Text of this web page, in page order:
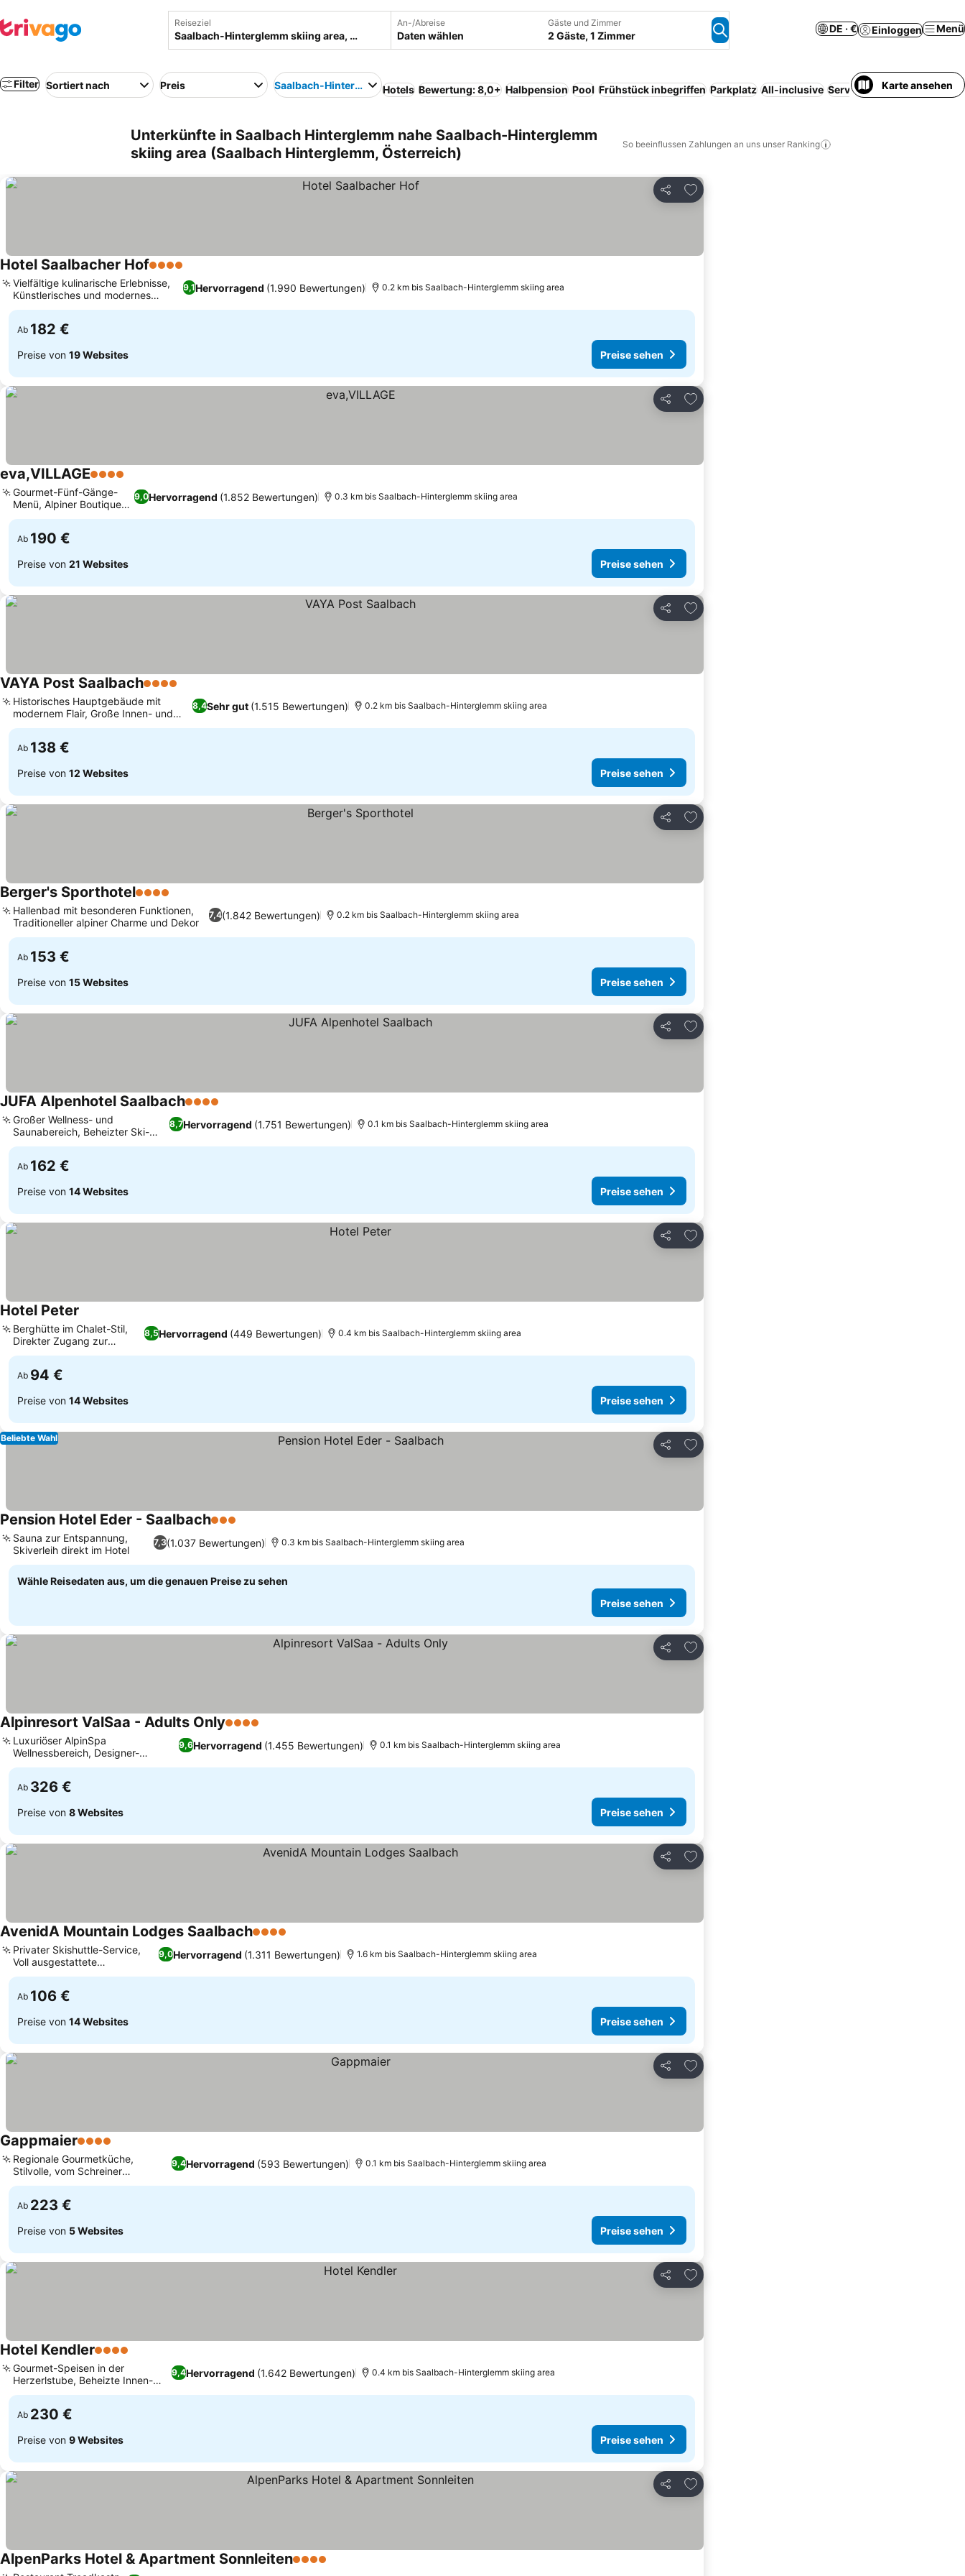
Reiseziel An-/Abreise
Daten wählen
Gäste und Zimmer
2 Gäste, 1 Zimmer
DE · € Einloggen Menü
Filter Sortiert nach Preis Saalbach-Hinterglemm skiing area
Hotels Bewertung: 8,0+ Halbpension Pool Frühstück inbegriffen Parkplatz All-inclusive Serviced apartment
Karte ansehen
Unterkünfte in Saalbach Hinterglemm nahe Saalbach-Hinterglemm
skiing area (Saalbach Hinterglemm, Österreich)
So beeinflussen Zahlungen an uns unser Ranking
Teilen
Zu Favoriten hinzufügen
Hotel Saalbacher Hof4 Sterne
9,1Hervorragend (1.990 Bewertungen)
Vielfältige kulinarische Erlebnisse,
Künstlerisches und modernes
alpines Design
0.2 km bis Saalbach-Hinterglemm skiing area
Ab 182 €
Preise von 19 Websites Preise sehen
Teilen
Zu Favoriten hinzufügen
eva,VILLAGE4 Sterne
9,0Hervorragend (1.852 Bewertungen)
Gourmet-Fünf-Gänge-
Menü, Alpiner Boutique-
Stil
0.3 km bis Saalbach-Hinterglemm skiing area
Ab 190 €
Preise von 21 Websites Preise sehen
Teilen
Zu Favoriten hinzufügen
VAYA Post Saalbach4 Sterne
8,4Sehr gut (1.515 Bewertungen)
Historisches Hauptgebäude mit
modernem Flair, Große Innen- und
Außenpools
0.2 km bis Saalbach-Hinterglemm skiing area
Ab 138 €
Preise von 12 Websites Preise sehen
Teilen
Zu Favoriten hinzufügen
Berger's Sporthotel4 Sterne
7,4(1.842 Bewertungen)
Hallenbad mit besonderen Funktionen,
Traditioneller alpiner Charme und Dekor
0.2 km bis Saalbach-Hinterglemm skiing area
Ab 153 €
Preise von 15 Websites Preise sehen
Teilen
Zu Favoriten hinzufügen
JUFA Alpenhotel Saalbach4 Sterne
8,7Hervorragend (1.751 Bewertungen)
Großer Wellness- und
Saunabereich, Beheizter Ski-
und Fahrradkeller
0.1 km bis Saalbach-Hinterglemm skiing area
Ab 162 €
Preise von 14 Websites Preise sehen
Teilen
Zu Favoriten hinzufügen
Hotel Peter
8,5Hervorragend (449 Bewertungen)
Berghütte im Chalet-Stil,
Direkter Zugang zur
Skipiste
0.4 km bis Saalbach-Hinterglemm skiing area
Ab 94 €
Preise von 14 Websites Preise sehen
Teilen
Zu Favoriten hinzufügen
Beliebte Wahl
Pension Hotel Eder - Saalbach3 Sterne
7,3(1.037 Bewertungen)
Sauna zur Entspannung,
Skiverleih direkt im Hotel
0.3 km bis Saalbach-Hinterglemm skiing area
Wähle Reisedaten aus, um die genauen Preise zu sehen
Preise sehen
Teilen
Zu Favoriten hinzufügen
Alpinresort ValSaa - Adults Only4 Sterne
9,6Hervorragend (1.455 Bewertungen)
Luxuriöser AlpinSpa
Wellnessbereich, Designer-
Annehmlichkeiten im Zimmer
0.1 km bis Saalbach-Hinterglemm skiing area
Ab 326 €
Preise von 8 Websites Preise sehen
Teilen
Zu Favoriten hinzufügen
AvenidA Mountain Lodges Saalbach4 Sterne
9,0Hervorragend (1.311 Bewertungen)
Privater Skishuttle-Service,
Voll ausgestattete
Designerküchen
1.6 km bis Saalbach-Hinterglemm skiing area
Ab 106 €
Preise von 14 Websites Preise sehen
Teilen
Zu Favoriten hinzufügen
Gappmaier4 Sterne
9,4Hervorragend (593 Bewertungen)
Regionale Gourmetküche,
Stilvolle, vom Schreiner
entworfene Zimmer
0.1 km bis Saalbach-Hinterglemm skiing area
Ab 223 €
Preise von 5 Websites Preise sehen
Teilen
Zu Favoriten hinzufügen
Hotel Kendler4 Sterne
9,4Hervorragend (1.642 Bewertungen)
Gourmet-Speisen in der
Herzerlstube, Beheizte Innen-
und Außenpools
0.4 km bis Saalbach-Hinterglemm skiing area
Ab 230 €
Preise von 9 Websites Preise sehen
Teilen
Zu Favoriten hinzufügen
AlpenParks Hotel & Apartment Sonnleiten4 Sterne